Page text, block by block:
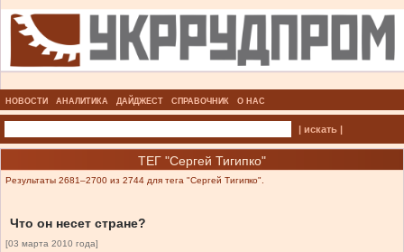
НОВОСТИ АНАЛИТИКА ДАЙДЖЕСТ СПРАВОЧНИК О НАС
| искать |
ТЕГ "Сергей Тигипко"
Результаты 2681–2700 из 2744 для тега "Сергей Тигипко".
Что он несет стране?
[03 марта 2010 года]